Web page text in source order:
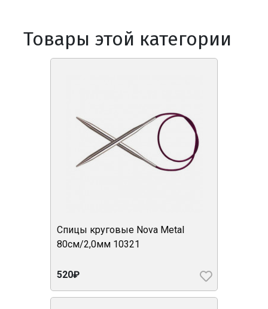
Товары этой категории
Спицы круговые Nova Metal
80см/2,0мм 10321
520₽